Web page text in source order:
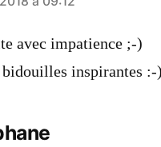
avec impatience ;-)
inspirantes :-)